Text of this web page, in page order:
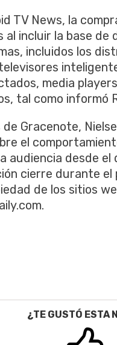
TV News, la
al incluir la base
incluidos los
media
tal como informó
Gracenote,
el
audiencia desde
cierre durante el
de los sitios
¿TE GUSTÓ ESTA